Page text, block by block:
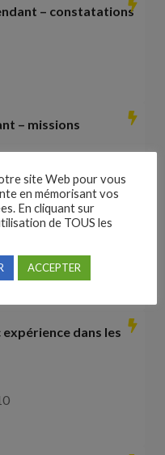
– constatations
– missions
dans les
site Web pour vous
en mémorisant vos
En cliquant sur
de TOUS les
ACCEPTER